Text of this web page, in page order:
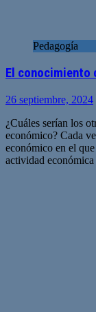
Pedagogía
El conocimiento
26 septiembre, 2024
¿Cuáles serían los
económico? Cada
económico en el
actividad económica